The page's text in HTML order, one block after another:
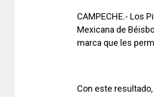
CAMPECHE.- Los
Mexicana de
marca que les
Con este